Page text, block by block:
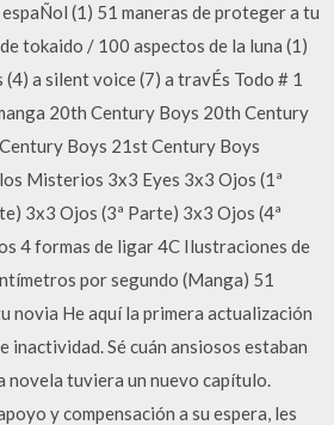
(1) 51 maneras de proteger a tu
tokaido / 100 aspectos de la luna (1)
a silent voice (7) a travÉs Todo # 1
20th Century Boys 20th Century
Boys 21st Century Boys
Misterios 3x3 Eyes 3x3 Ojos (1ª
3x3 Ojos (3ª Parte) 3x3 Ojos (4ª
4 formas de ligar 4C Ilustraciones de
por segundo (Manga) 51
novia He aquí la primera actualización
inactividad. Sé cuán ansiosos estaban
novela tuviera un nuevo capítulo.
y compensación a su espera, les